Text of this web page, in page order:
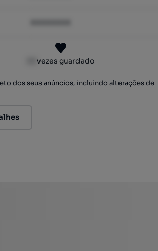
vezes guardado
dos seus anúncios, incluindo alterações de